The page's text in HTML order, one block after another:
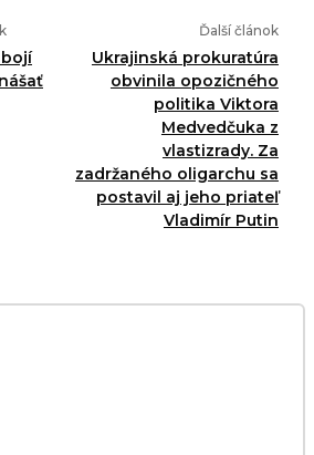
bojí
Ďalší článok
Ukrajinská prokuratúra
obvinila opozičného
politika Viktora
Medvedčuka z
vlastizrady. Za
zadržaného oligarchu sa
postavil aj jeho priateľ
Vladimír Putin